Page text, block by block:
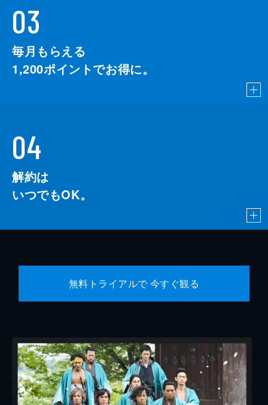
03
毎月もらえる
1,200ポイントでお得に。
04
解約は
いつでもOK。
無料トライアルで 今すぐ観る